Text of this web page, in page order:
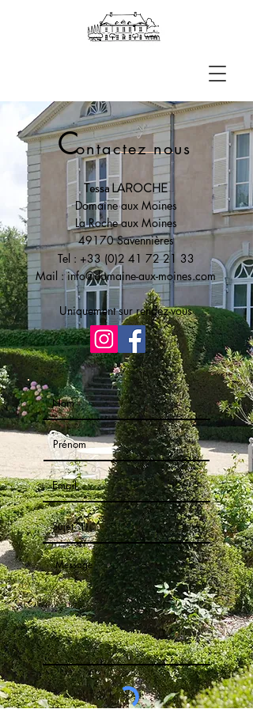
Contactez nous
Tessa LAROCHE
Domaine aux Moines
La Roche aux Moines
49170 Savennières
Tel : +33 (0)2 41 72 21 33
Mail :info@domaine-aux-moines.com
Uniquement sur rendez-vous